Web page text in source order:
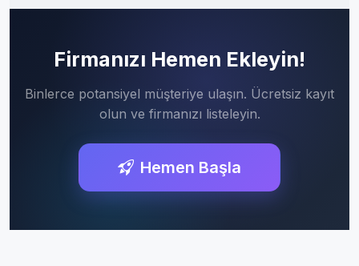
Firmanızı Hemen Ekleyin!
Binlerce potansiyel müşteriye ulaşın. Ücretsiz kayıt
olun ve firmanızı listeleyin.
Hemen Başla